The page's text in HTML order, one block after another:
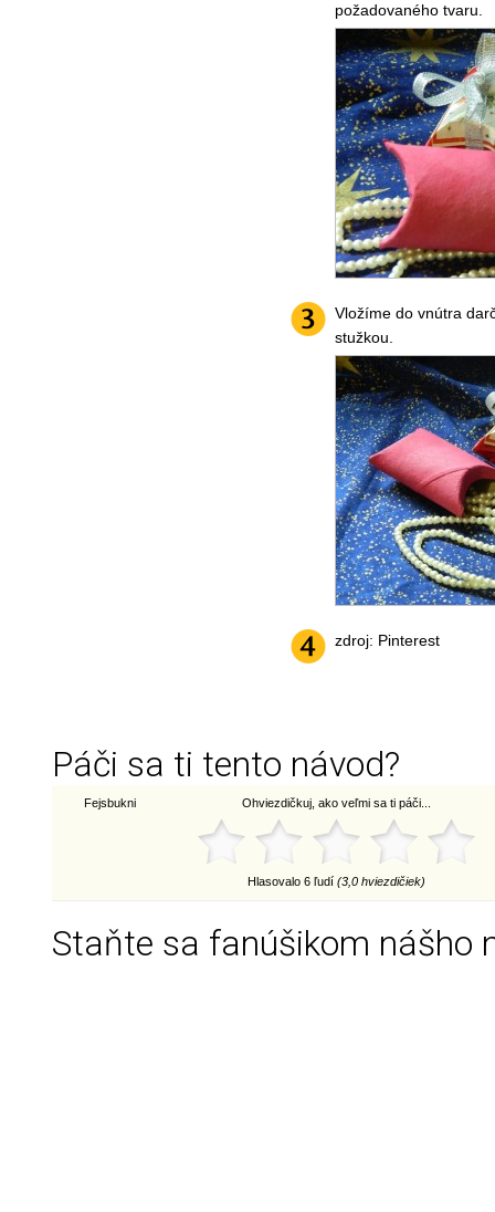
požadovaného tvaru.
Vložíme do vnútra
stužkou.
zdroj: Pinterest
Páči sa ti tento návod?
Fejsbukni Ohviezdičkuj, ako veľmi sa ti páči...
Hlasovalo 6 ľudí (3,0 hviezdičiek)
Staňte sa fanúšikom nášho